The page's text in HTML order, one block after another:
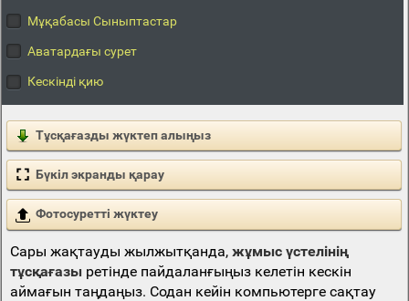
Мұқабасы Сыныптастар
Аватардағы сурет
Кескінді қию
Тұсқағазды жүктеп алыңыз
Бүкіл экранды қарау
Фотосуретті жүктеу
Сары жақтауды жылжытқанда, жұмыс үстелінің
тұсқағазыретінде пайдаланғыңыз келетін кескін
аймағын таңдаңыз. Содан кейін компьютерге сақтау